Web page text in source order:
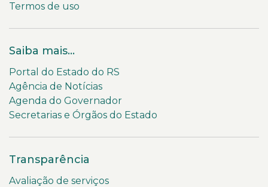
Termos de uso
Saiba mais...
Portal do Estado do RS
Agência de Notícias
Agenda do Governador
Secretarias e Órgãos do Estado
Transparência
Avaliação de serviços